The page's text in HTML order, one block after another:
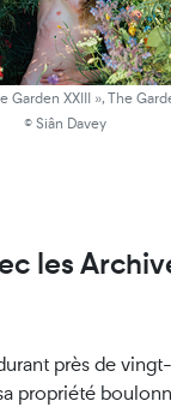
Garden XXIII », The
© Siân Davey
les
près de
propriété